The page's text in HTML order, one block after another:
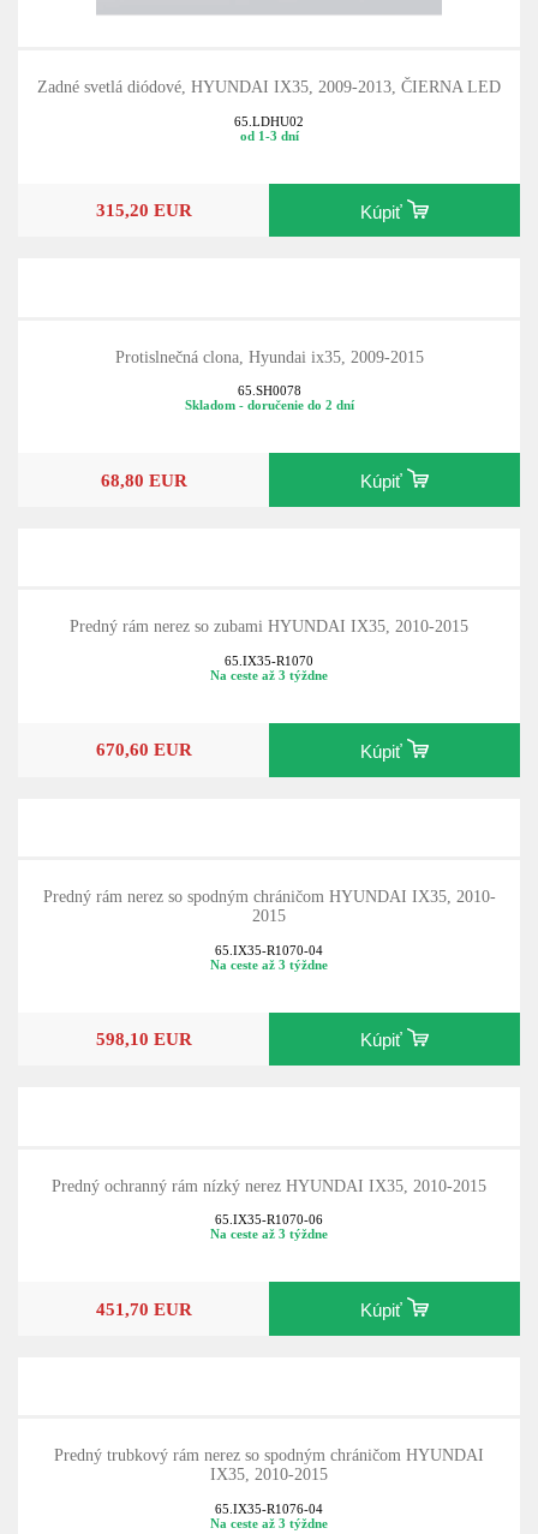
Zadné svetlá diódové, HYUNDAI IX35, 2009-2013, ČIERNA LED
65.LDHU02
od 1-3 dní
315,20 EUR Kúpiť
Protislnečná clona, Hyundai ix35, 2009-2015
65.SH0078
Skladom - doručenie do 2 dní
68,80 EUR Kúpiť
Predný rám nerez so zubami HYUNDAI IX35, 2010-2015
65.IX35-R1070
Na ceste až 3 týždne
670,60 EUR Kúpiť
Predný rám nerez so spodným chráničom HYUNDAI IX35, 2010-
2015
65.IX35-R1070-04
Na ceste až 3 týždne
598,10 EUR Kúpiť
Predný ochranný rám nízký nerez HYUNDAI IX35, 2010-2015
65.IX35-R1070-06
Na ceste až 3 týždne
451,70 EUR Kúpiť
Predný trubkový rám nerez so spodným chráničom HYUNDAI
IX35, 2010-2015
65.IX35-R1076-04
Na ceste až 3 týždne